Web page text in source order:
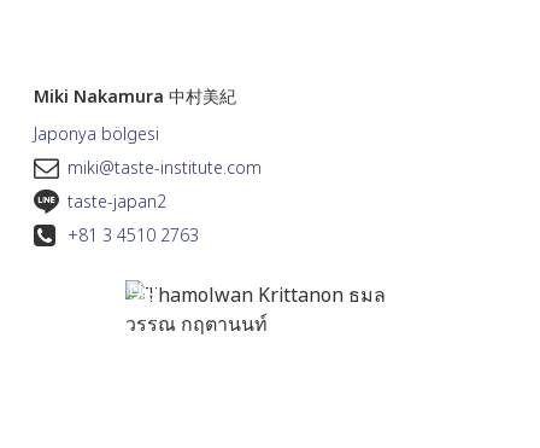
Miki Nakamura 中村美紀
Japonya bölgesi
miki@taste-institute.com
taste-japan2
+81 3 4510 2763